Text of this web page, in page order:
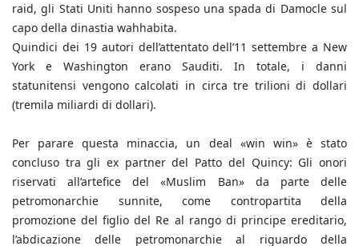
raid, gli Stati Uniti hanno sospeso una spada di Damocle sul
capo della dinastia wahhabita.
Quindici dei 19 autori dell’attentato dell’11 settembre a New
York e Washington erano Sauditi. In totale, i danni
statunitensi vengono calcolati in circa tre trilioni di dollari
(tremila miliardi di dollari).
Per parare questa minaccia, un deal «win win» è stato
concluso tra gli ex partner del Patto del Quincy: Gli onori
riservati all’artefice del «Muslim Ban» da parte delle
petromonarchie sunnite, come contropartita della
promozione del figlio del Re al rango di principe ereditario,
l’abdicazione delle petromonarchie al riguardo della